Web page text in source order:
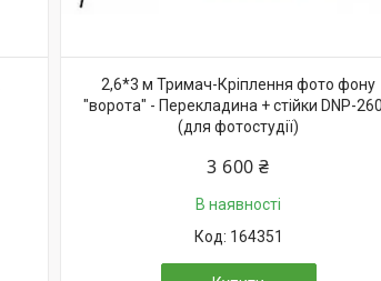
2,6*3 м Тримач-Кріплення фото фону
"ворота" - Перекладина + стійки DNP-
(для фотостудії)
3 600 ₴
В наявності
164351